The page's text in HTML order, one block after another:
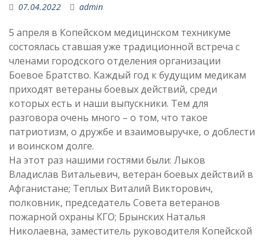
07.04.2022 admin
5 апреля в Копейском медицинском техникуме
состоялась ставшая уже традиционной встреча с
членами городского отделения организации
Боевое Братство. Каждый год к будущим медикам
приходят ветераны боевых действий, среди
которых есть и наши выпускники. Тем для
разговора очень много – о том, что такое
патриотизм, о дружбе и взаимовыручке, о доблести
и воинском долге.
На этот раз нашими гостями были: Лыков
Владислав Витальевич, ветеран боевых действий в
Афганистане; Теплых Виталий Викторович,
полковник, председатель Совета ветеранов
пожарной охраны КГО; Брынских Наталья
Николаевна, заместитель руководителя Копейской